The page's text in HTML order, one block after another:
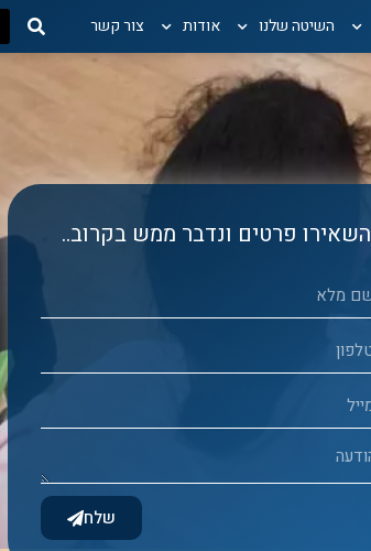
השיטה שלנו אודות צור קשר
השאירו פרטים ונדבר ממש בקרוב..
שלח